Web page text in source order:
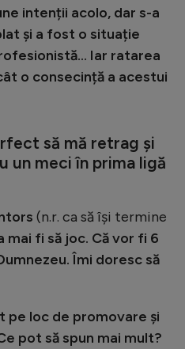
intenții acolo, dar s-a
și a fost o situație
Iar ratarea
o consecință a acestui
să mă retrag și
un meci în prima ligă
(n.r. ca să își termine
mai fi să joc. Că vor fi 6
Îmi doresc să
loc de promovare și
pot să spun mai mult?